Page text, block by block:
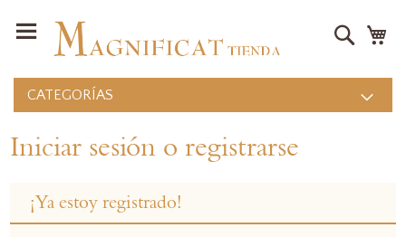
Buscar
CATEGORÍAS
Iniciar sesión o registrarse
¡Ya estoy registrado!